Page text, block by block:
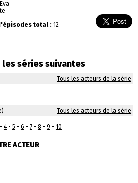
Eva
total : 12
les séries suivantes
Tous les acteurs de la série
Tous les acteurs de la série
- 4- 5 - 6 - 7- 8 - 9 - 10
ACTEUR